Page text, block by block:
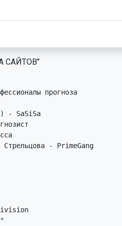
САЙТОВ"
прогноза
- SaSiSa
- PrimeGang